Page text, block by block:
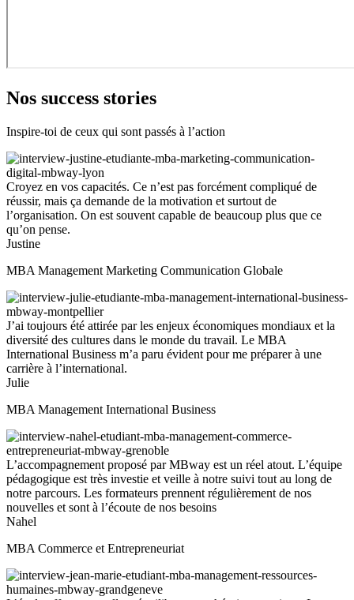
Nos success stories
Inspire-toi de ceux qui sont passés à l’action
Croyez en vos capacités. Ce n’est pas forcément compliqué de
réussir, mais ça demande de la motivation et surtout de
l’organisation. On est souvent capable de beaucoup plus que ce
qu’on pense.
Justine
MBA Management Marketing Communication Globale
J’ai toujours été attirée par les enjeux économiques mondiaux et la
diversité des cultures dans le monde du travail. Le MBA
International Business m’a paru évident pour me préparer à une
carrière à l’international.
Julie
MBA Management International Business
L’accompagnement proposé par MBway est un réel atout. L’équipe
pédagogique est très investie et veille à notre suivi tout au long de
notre parcours. Les formateurs prennent régulièrement de nos
nouvelles et sont à l’écoute de nos besoins
Nahel
MBA Commerce et Entrepreneuriat